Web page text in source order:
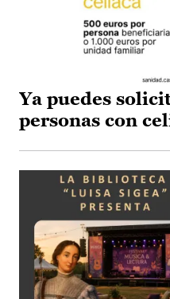
Ya puedes
personas con